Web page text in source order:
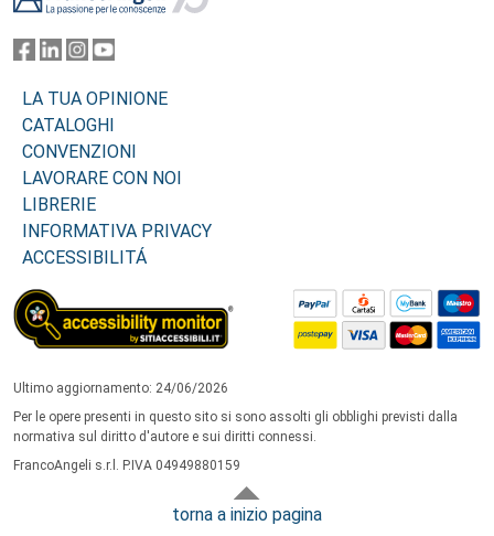
LA TUA OPINIONE
CATALOGHI
CONVENZIONI
LAVORARE CON NOI
LIBRERIE
INFORMATIVA PRIVACY
ACCESSIBILITÁ
Ultimo aggiornamento: 24/06/2026
Per le opere presenti in questo sito si sono assolti gli obblighi previsti dalla
normativa sul diritto d'autore e sui diritti connessi.
FrancoAngeli s.r.l. P.IVA 04949880159
torna a inizio pagina